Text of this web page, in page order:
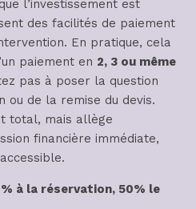
l’investissement est
des facilités de paiement
En pratique, cela
paiement en 2, 3 ou même
pas à poser la question
ou de la remise du devis.
total, mais allège
financière immédiate,
à la réservation, 50% le